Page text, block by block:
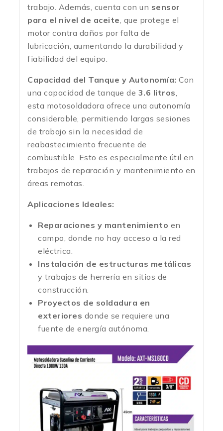
trabajo. Además, cuenta con un sensor
para el nivel de aceite, que protege el
motor contra daños por falta de
lubricación, aumentando la durabilidad y
fiabilidad del equipo.
Capacidad del Tanque y Autonomía: Con
una capacidad de tanque de 3.6 litros,
esta motosoldadora ofrece una autonomía
considerable, permitiendo largas sesiones
de trabajo sin la necesidad de
reabastecimiento frecuente de
combustible. Esto es especialmente útil en
trabajos de reparación y mantenimiento en
áreas remotas.
Aplicaciones Ideales:
Reparaciones y mantenimiento en
campo, donde no hay acceso a la red
eléctrica.
Instalación de estructuras metálicas
y trabajos de herrería en sitios de
construcción.
Proyectos de soldadura en
exteriores donde se requiere una
fuente de energía autónoma.